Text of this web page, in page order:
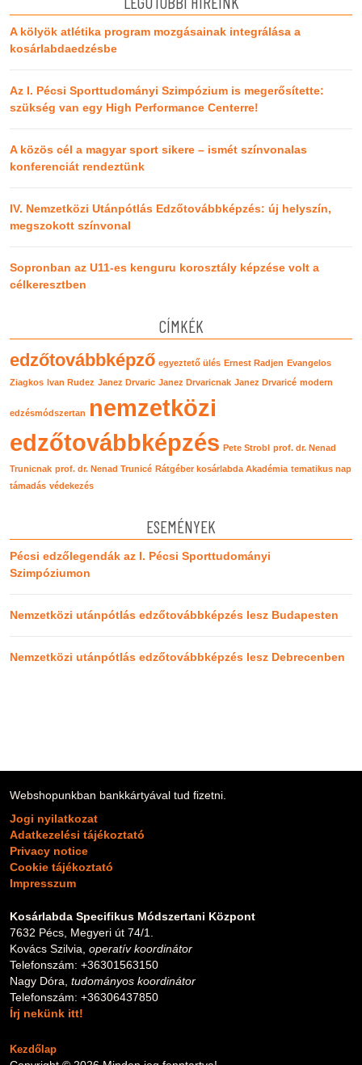
A kölyök atlétika program mozgásainak integrálása a
kosárlabdaedzésbe
Az I. Pécsi Sporttudományi Szimpózium is megerősítette:
szükség van egy High Performance Centerre!
A közös cél a magyar sport sikere – ismét színvonalas
konferenciát rendeztünk
IV. Nemzetközi Utánpótlás Edzőtovábbképzés: új helyszín,
megszokott színvonal
Sopronban az U11-es kenguru korosztály képzése volt a
célkeresztben
CÍMKÉK
edzőtovábbképző egyeztető ülés Ernest Radjen Evangelos
Ziagkos Ivan Rudez Janez Drvaric Janez Drvaricnak Janez Drvaricé modern
edzésmódszertan nemzetközi
edzőtovábbképzés Pete Strobl prof. dr. Nenad
Trunicnak prof. dr. Nenad Trunicé Rátgéber kosárlabda Akadémia tematikus nap
támadás védekezés
ESEMÉNYEK
Pécsi edzőlegendák az I. Pécsi Sporttudományi
Szimpóziumon
Nemzetközi utánpótlás edzőtovábbképzés lesz Budapesten
Nemzetközi utánpótlás edzőtovábbképzés lesz Debrecenben
Webshopunkban bankkártyával tud fizetni.
Jogi nyilatkozat
Adatkezelési tájékoztató
Privacy notice
Cookie tájékoztató
Impresszum
Kosárlabda Specifikus Módszertani Központ
7632 Pécs, Megyeri út 74/1.
Kovács Szilvia, operatív koordinátor
Telefonszám: +36301563150
Nagy Dóra, tudományos koordinátor
Telefonszám: +36306437850
Írj nekünk itt!
Kezdőlap